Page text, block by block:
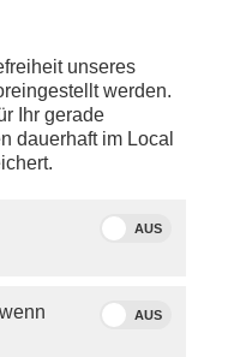
unseres
werden.
Ihr gerade
dauerhaft im Local
AUS
AUS